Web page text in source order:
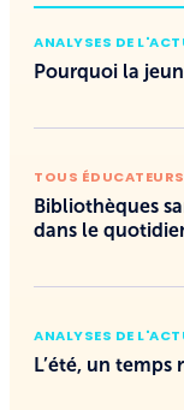
ANALYSES DE
Pourquoi la
TOUS
Bibliothèques
dans le
ANALYSES DE
L’été, un